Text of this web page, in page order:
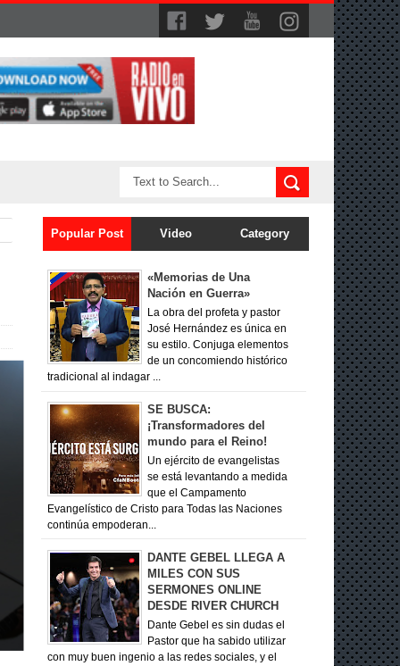
Popular Post Video Category
«Memorias de Una
Nación en Guerra»
La obra del profeta y pastor
José Hernández es única en
su estilo. Conjuga elementos
de un concomiendo histórico
tradicional al indagar ...
SE BUSCA:
¡Transformadores del
mundo para el Reino!
Un ejército de evangelistas
se está levantando a medida
que el Campamento
Evangelístico de Cristo para Todas las Naciones
continúa empoderan...
DANTE GEBEL LLEGA A
MILES CON SUS
SERMONES ONLINE
DESDE RIVER CHURCH
Dante Gebel es sin dudas el
Pastor que ha sabido utilizar
con muy buen ingenio a las redes sociales, y el